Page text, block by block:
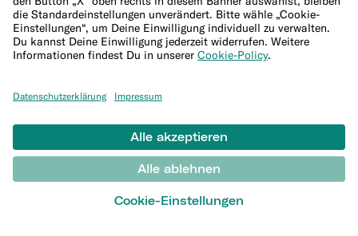
WEITERES
Blog
Banking-Grundlagen
Investment Glossar
Krypto-Begriffe
Alles zu Steuern